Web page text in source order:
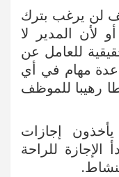
لن يرغب بترك
لأن المدير لا
للعامل عن
عدة مهام في أي
رهيبا للموظف
إجازات
للراحة